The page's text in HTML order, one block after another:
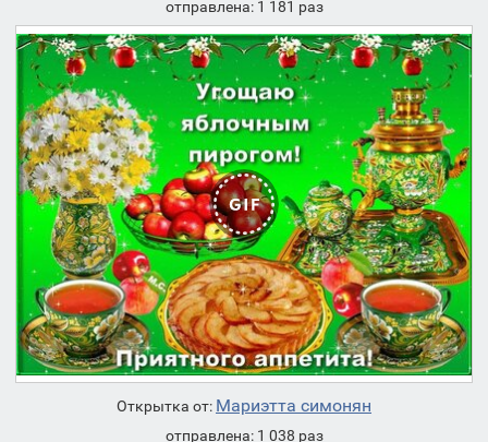
отправлена: 1 181 раз
Открытка от: Мариэтта симонян
отправлена: 1 038 раз